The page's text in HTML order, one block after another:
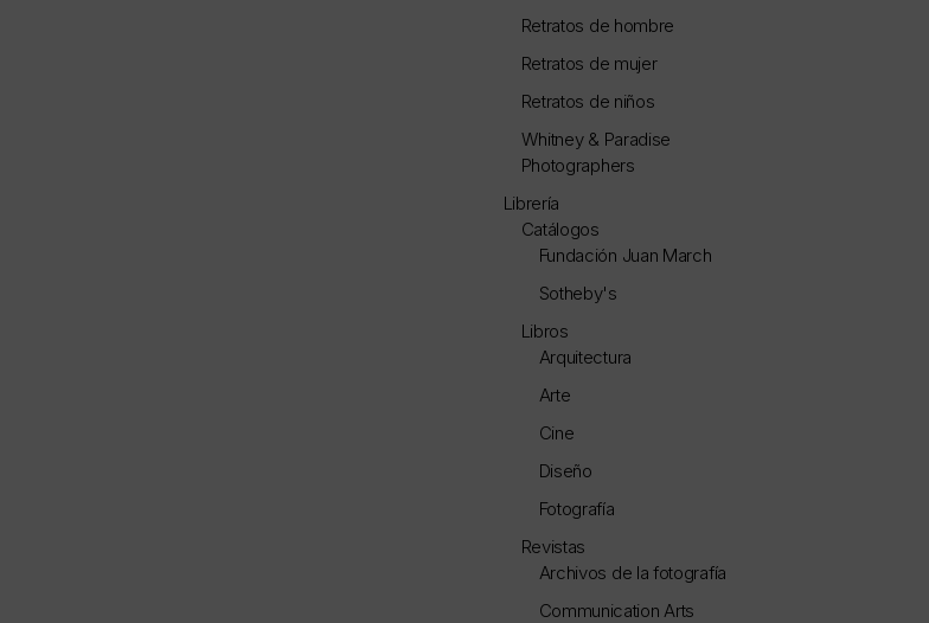
Retratos de hombre
Retratos de mujer
Retratos de niños
Whitney & Paradise
Photographers
Librería
Catálogos
Fundación Juan March
Sotheby's
Libros
Arquitectura
Arte
Cine
Diseño
Fotografía
Revistas
Archivos de la fotografía
Communication Arts